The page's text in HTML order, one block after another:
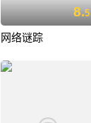
8.5
网络谜踪